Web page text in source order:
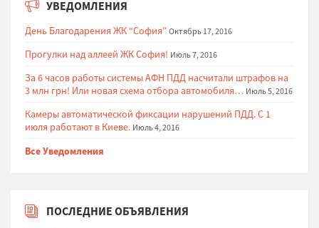
УВЕДОМЛЕНИЯ
День Благодарения ЖК “София” Октябрь 17, 2016
Прогулки над аллеей ЖК София! Июль 7, 2016
За 6 часов работы системы АФН ПДД насчитали штрафов на
3 млн грн! Или новая схема отбора автомобиля… Июль 5, 2016
Камеры автоматической фиксации нарушений ПДД. С 1
июля работают в Киеве. Июль 4, 2016
Все Уведомления
ПОСЛЕДНИЕ ОБЪЯВЛЕНИЯ